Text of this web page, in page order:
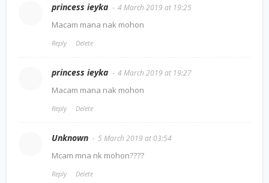
princess ieyka 4 March 2019 at 19:25
Macam mana nak mohon
Reply Delete
princess ieyka 4 March 2019 at 19:27
Macam mana nak mohon
Reply Delete
Unknown 5 March 2019 at 03:54
Mcam mna nk mohon????
Reply Delete